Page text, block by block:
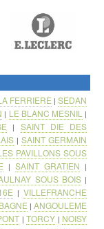
FERRIERE | SEDAN
| LE BLANC MESNIL |
| SAINT DIE DES
|SAINT GERMAIN
PAVILLONS SOUS
| SAINT GRATIEN |
SOUS BOIS|
| VILLEFRANCHE
| ANGOULEME
| TORCY | NOISY